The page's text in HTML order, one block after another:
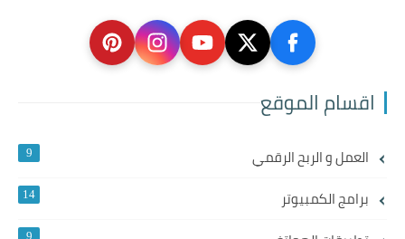
اقسام الموقع
العمل و الربح الرقمي
برامج الكمبيوتر